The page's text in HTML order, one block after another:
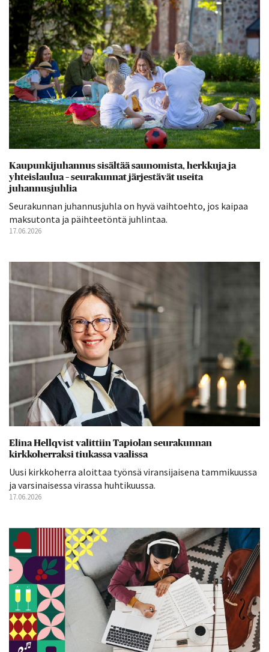
Kaupunkijuhannus sisältää saunomista, herkkuja ja
yhteislaulua – seurakunnat järjestävät useita
juhannusjuhlia
Seurakunnan juhannusjuhla on hyvä vaihtoehto, jos kaipaa
maksutonta ja päihteetöntä juhlintaa.
17.06.2026
Elina Hellqvist valittiin Tapiolan seurakunnan
kirkkoherraksi tiukassa vaalissa
Uusi kirkkoherra aloittaa työnsä viransijaisena tammikuussa
ja varsinaisessa virassa huhtikuussa.
17.06.2026